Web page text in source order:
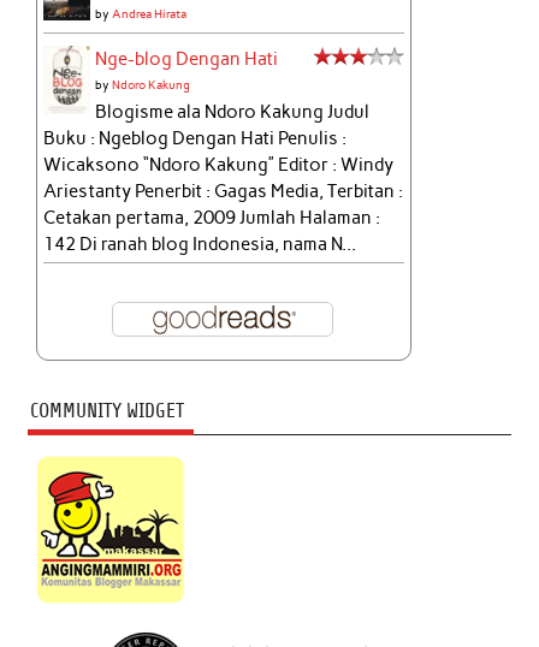
by Andrea Hirata
Nge-blog Dengan Hati
byNdoro Kakung
Blogisme ala Ndoro Kakung Judul
Buku : Ngeblog Dengan Hati Penulis :
Wicaksono “Ndoro Kakung” Editor : Windy
Ariestanty Penerbit : Gagas Media, Terbitan :
Cetakan pertama, 2009 Jumlah Halaman :
142 Di ranah blog Indonesia, nama N...
COMMUNITY WIDGET